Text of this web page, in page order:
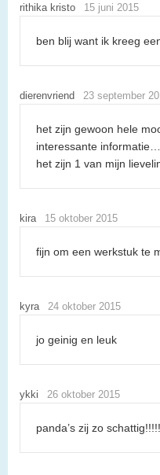
rithika kristo 15 juni 2015
ben blij want ik kreeg
dierenvriend 23 september
het zijn gewoon hele
interessante informatie…
het zijn 1 van mijn
kira 15 oktober 2015
fijn om een werkstuk te
kyra 24 oktober 2015
jo geinig en leuk
ykki 26 oktober 2015
panda’s zij zo schattig!!!!!